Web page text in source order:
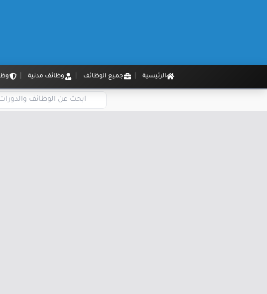
الرئيسية جميع الوظائف وظائف مدنية